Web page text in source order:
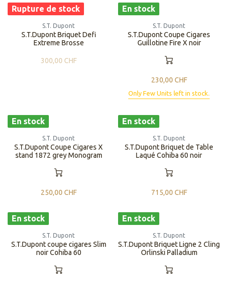
Rupture de stock
S.T. Dupont
S.T.Dupont Briquet Defi
Extreme Brosse
300,00 CHF
En stock
S.T. Dupont
S.T.Dupont Coupe Cigares
Guillotine Fire X noir
230,00 CHF
Only Few Units left in stock.
En stock
S.T. Dupont
S.T.Dupont Coupe Cigares X
stand 1872 grey Monogram
250,00 CHF
En stock
S.T. Dupont
S.T.Dupont Briquet de Table
Laqué Cohiba 60 noir
715,00 CHF
En stock
S.T. Dupont
S.T.Dupont coupe cigares Slim
noir Cohiba 60
En stock
S.T. Dupont
S.T.Dupont Briquet Ligne 2 Cling
Orlinski Palladium